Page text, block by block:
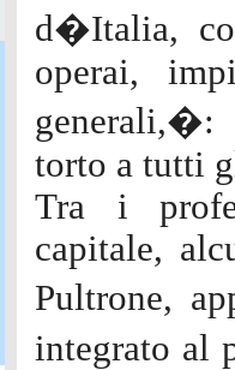
d�Italia,
operai,
generali,�:
torto a tutti
Tra i
capitale,
Pultrone,
integrato al